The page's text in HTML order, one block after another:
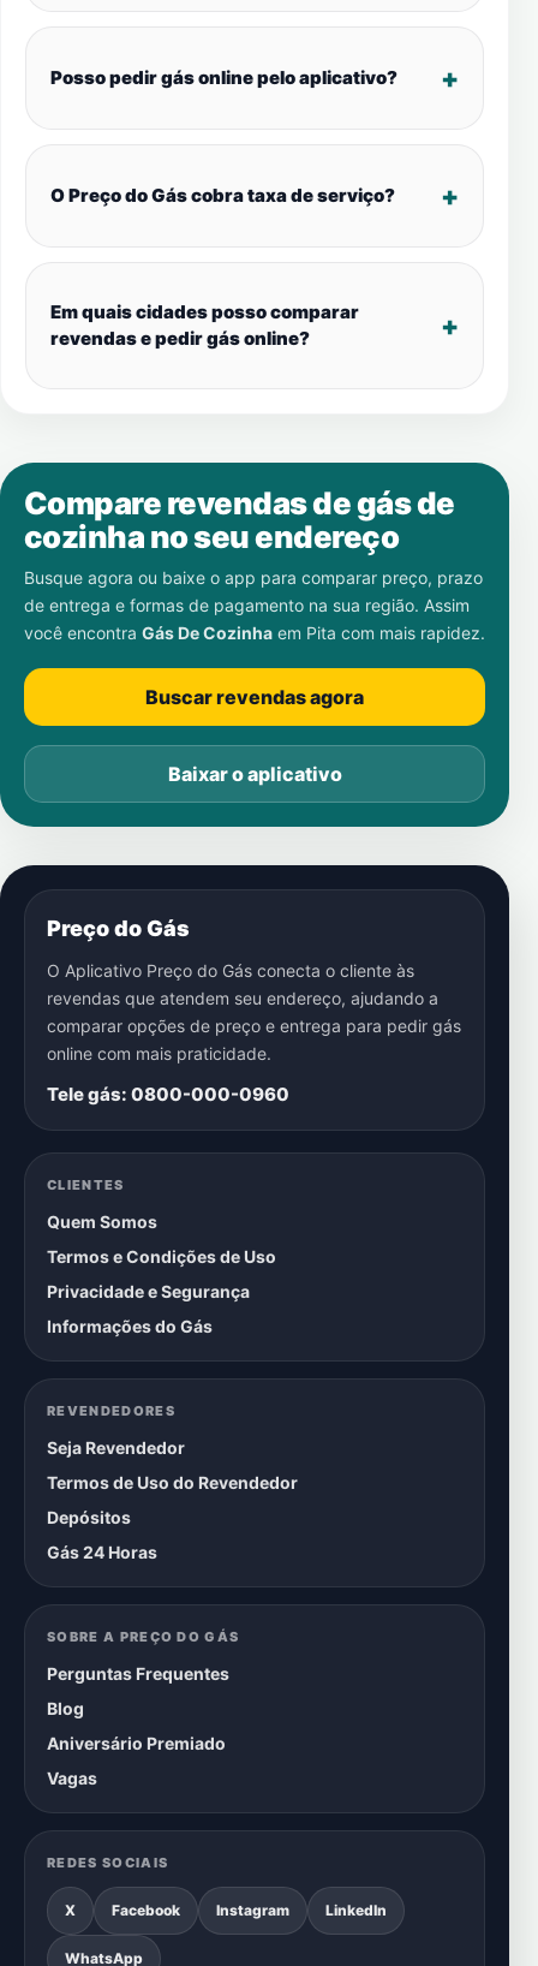
Posso pedir gás online pelo aplicativo?
O Preço do Gás cobra taxa de serviço?
Em quais cidades posso comparar
revendas e pedir gás online?
Compare revendas de gás de
cozinha no seu endereço
Busque agora ou baixe o app para comparar preço, prazo
de entrega e formas de pagamento na sua região. Assim
você encontra Gás De Cozinha em Pita com mais rapidez.
Buscar revendas agora
Baixar o aplicativo
Preço do Gás
O Aplicativo Preço do Gás conecta o cliente às
revendas que atendem seu endereço, ajudando a
comparar opções de preço e entrega para pedir gás
online com mais praticidade.
Tele gás: 0800-000-0960
CLIENTES
Quem Somos
Termos e Condições de Uso
Privacidade e Segurança
Informações do Gás
REVENDEDORES
Seja Revendedor
Termos de Uso do Revendedor
Depósitos
Gás 24 Horas
SOBRE A PREÇO DO GÁS
Perguntas Frequentes
Blog
Aniversário Premiado
Vagas
REDES SOCIAIS
X Facebook Instagram LinkedIn
WhatsApp